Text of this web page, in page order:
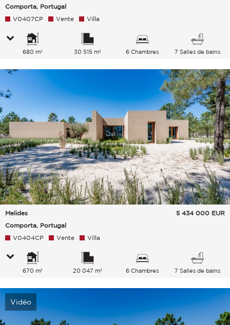
Comporta, Portugal
V0407CP
Vente Villa
680 m² 30 515 m² 6 Chambres 7 Salles de bains
Melides
Comporta, Portugal
5 434 000 EUR
V0404CP Vente Villa
670 m² 20 047 m² 6 Chambres 7 Salles de bains
Vidéo